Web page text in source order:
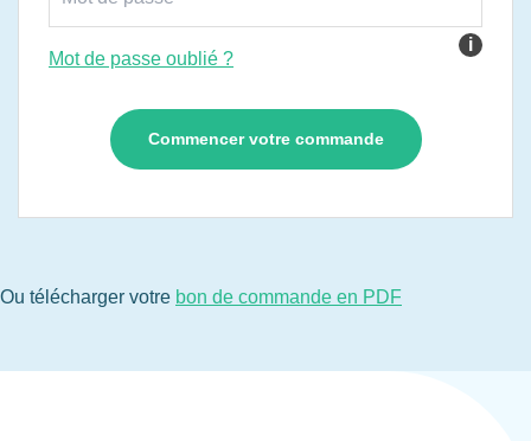
i
Mot de passe oublié ?
Ou télécharger votre bon de commande en PDF